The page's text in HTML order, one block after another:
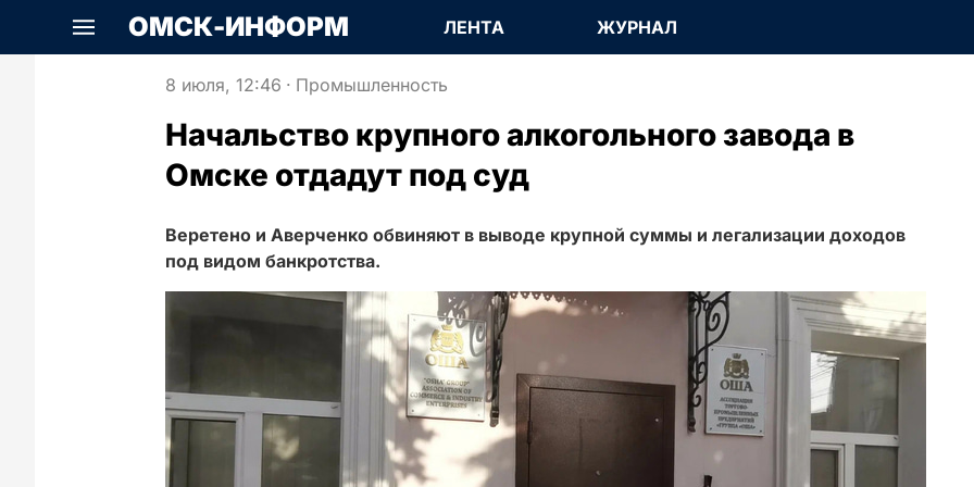
ОМСК-ИНФОРМ ЛЕНТА ЖУРНАЛ
8 июля, 12:46 · Промышленность
Начальство крупного алкогольного завода в
Омске отдадут под суд
Веретено и Аверченко обвиняют в выводе крупной суммы и легализации доходов
под видом банкротства.